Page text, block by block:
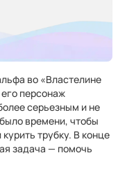
во «Властелине
персонаж
серьезным и не
времени, чтобы
трубку. В конце
задача — помочь